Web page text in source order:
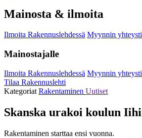
Mainosta & ilmoita
Ilmoita Rakennuslehdessä Myynnin
Mainostajalle
Ilmoita Rakennuslehdessä Myynnin
Tilaa Rakennuslehti
Kategoriat Rakentaminen Uutiset
Skanska urakoi koulun
Rakentaminen starttaa ensi vuonna.